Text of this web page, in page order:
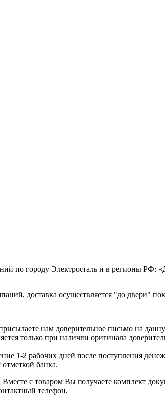
по городу Электросталь и в регионы
доставка осуществляется "до двери"
нам доверительное письмо на
только при наличии оригинала
1-2 рабочих дней после поступления
банка.
с товаром Вы получаете комплект
телефон.